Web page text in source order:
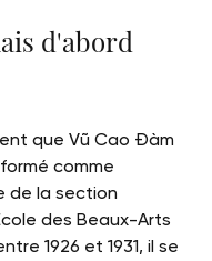
d'abord
que Vũ Cao Đàm
comme
de la section
des Beaux-Arts
1926 et 1931, il se